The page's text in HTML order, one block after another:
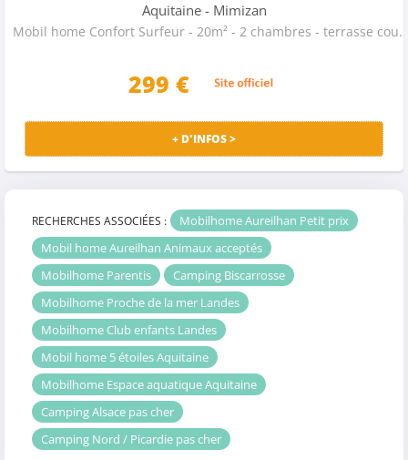
Aquitaine - Mimizan
Mobil home Confort Surfeur - 20m² - 2 chambres - terrasse couverte - TV - 4 pers.
299 €
+ D'INFOS >
RECHERCHES ASSOCIÉES :
Mobilhome Aureilhan Petit prix
Mobil home Aureilhan Animaux acceptés
Mobilhome Parentis
Camping Biscarrosse
Mobilhome Proche de la mer Landes
Mobilhome Club enfants Landes
Mobil home 5 étoiles Aquitaine
Mobilhome Espace aquatique Aquitaine
Camping Alsace pas cher
Camping Nord / Picardie pas cher